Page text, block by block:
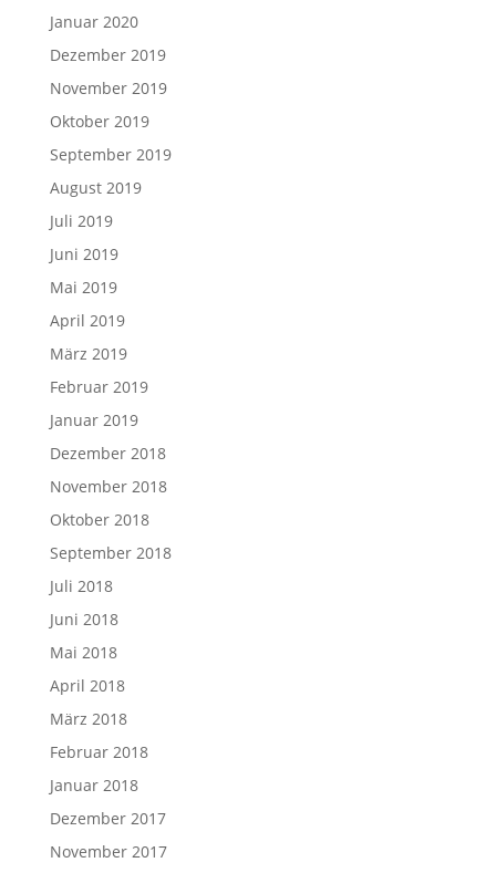
Januar 2020
Dezember 2019
November 2019
Oktober 2019
September 2019
August 2019
Juli 2019
Juni 2019
Mai 2019
April 2019
März 2019
Februar 2019
Januar 2019
Dezember 2018
November 2018
Oktober 2018
September 2018
Juli 2018
Juni 2018
Mai 2018
April 2018
März 2018
Februar 2018
Januar 2018
Dezember 2017
November 2017